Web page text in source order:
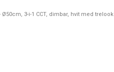
3-i-1 CCT, dimbar, hvit med trelook